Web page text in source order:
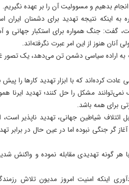
انجام بدهیم و مسوولیت آن را بر عهده نگیریم.
به اینکه نتیجه تهدید برای دشمنان ایران
گفت: جنگ همواره برای استکبار جهانی و
هنوز از این امر عبرت نگرفته‌اند.
به اراده سیاسی دشمن تن می‌دهد، یک تصور
عادت کرده‌اند که با ابزار تهدید کارها را پیش
مشکل را حل کنند؛ تهدید ایرنا
برای همه باشد.
ائتلاف شیاطین جهانی، تهدید ناپذیر است،
گر جنگی نبوده اما در عین حال در برابر
گونه تهدیدی مقابله نموده و واکنش
اینکه امنیت امروز مدیون تلاش